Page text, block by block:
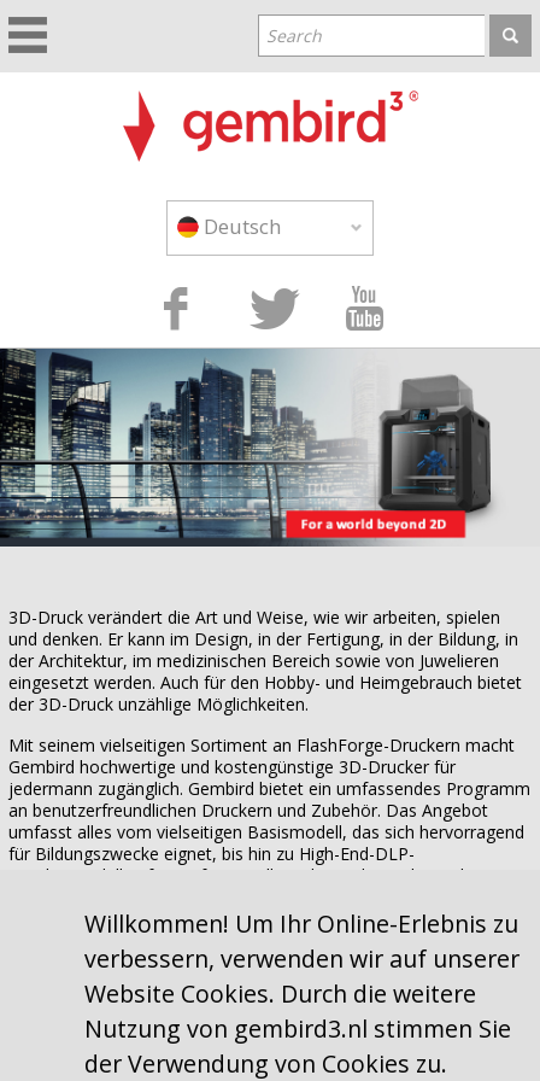
Deutsch
  
3D-Druck verändert die Art und Weise, wie wir arbeiten, spielen
und denken. Er kann im Design, in der Fertigung, in der Bildung, in
der Architektur, im medizinischen Bereich sowie von Juwelieren
eingesetzt werden. Auch für den Hobby- und Heimgebrauch bietet
der 3D-Druck unzählige Möglichkeiten.
Mit seinem vielseitigen Sortiment an FlashForge-Druckern macht
Gembird hochwertige und kostengünstige 3D-Drucker für
jedermann zugänglich. Gembird bietet ein umfassendes Programm
an benutzerfreundlichen Druckern und Zubehör. Das Angebot
umfasst alles vom vielseitigen Basismodell, das sich hervorragend
für Bildungszwecke eignet, bis hin zu High-End-DLP-
Druckermodellen für professionelle, zahnmedizinische und
Übernehmen Sie gemeinsam mit Gembird die Führung in der
dritten industriellen Revolution. Entdecken und erschaffen Sie noch
heute Ihre eigene, einzigartige Welt.
Willkommen! Um Ihr Online-Erlebnis zu
verbessern, verwenden wir auf unserer
Website Cookies. Durch die weitere
Nutzung von gembird3.nl stimmen Sie
der Verwendung von Cookies zu.